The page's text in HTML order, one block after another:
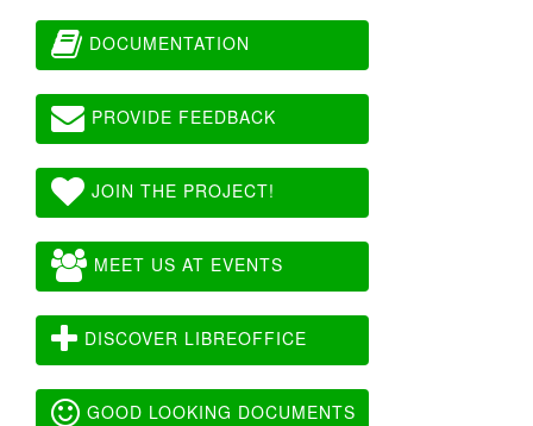
DOCUMENTATION
PROVIDE FEEDBACK
JOIN THE PROJECT!
MEET US AT EVENTS
DISCOVER LIBREOFFICE
GOOD LOOKING DOCUMENTS